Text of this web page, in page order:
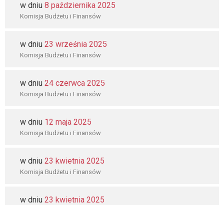
w dniu 8 października 2025
Komisja Budżetu i Finansów
w dniu 23 września 2025
Komisja Budżetu i Finansów
w dniu 24 czerwca 2025
Komisja Budżetu i Finansów
w dniu 12 maja 2025
Komisja Budżetu i Finansów
w dniu 23 kwietnia 2025
Komisja Budżetu i Finansów
w dniu 23 kwietnia 2025